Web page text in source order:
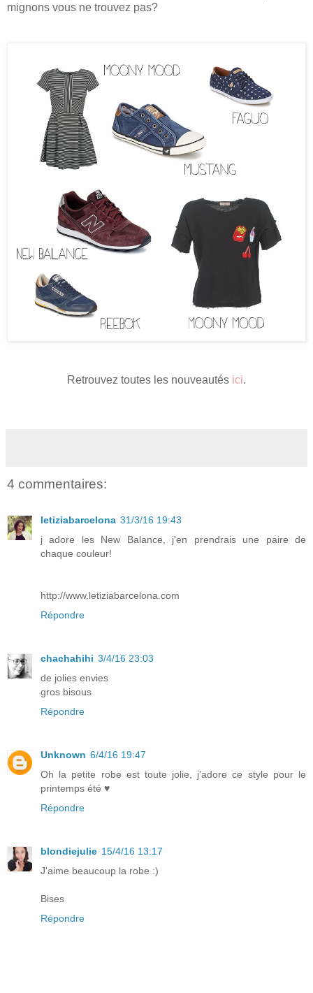
mignons vous ne trouvez pas?
Retrouvez toutes les nouveautés ici.
4 commentaires:
letiziabarcelona 31/3/16 19:43
j adore les New Balance, j'en prendrais une paire de
chaque couleur!
http://www.letiziabarcelona.com
Répondre
chachahihi 3/4/16 23:03
de jolies envies
gros bisous
Répondre
Unknown 6/4/16 19:47
Oh la petite robe est toute jolie, j'adore ce style pour le
printemps été ♥
Répondre
blondiejulie 15/4/16 13:17
J'aime beaucoup la robe :)
Bises
Répondre